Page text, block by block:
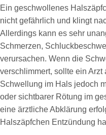
Ein geschwollenes
nicht gefährlich und klingt
Allerdings kann es sehr
Schmerzen,
verursachen. Wenn die
verschlimmert, sollte ein
Schwellung im Hals jedoch
oder sichtbarer Rötung im
eine ärztliche Abklärung
Halszäpfchen Entzündung